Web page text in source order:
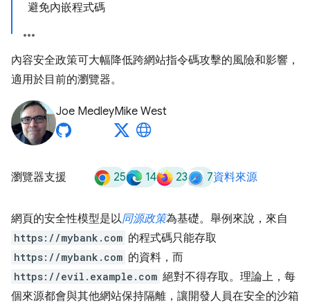
避免內嵌程式碼
內容安全政策可大幅降低跨網站指令碼攻擊的風險和影響，
適用於目前的瀏覽器。
Joe MedleyMike West
瀏覽器支援 25 14 23 7資料來源
網頁的安全性模型是以同源政策為基礎。舉例來說，來自
https://mybank.com 的程式碼只能存取
https://mybank.com 的資料，而
https://evil.example.com 絕對不得存取。理論上，每
個來源都會與其他網站保持隔離，讓開發人員在安全的沙箱